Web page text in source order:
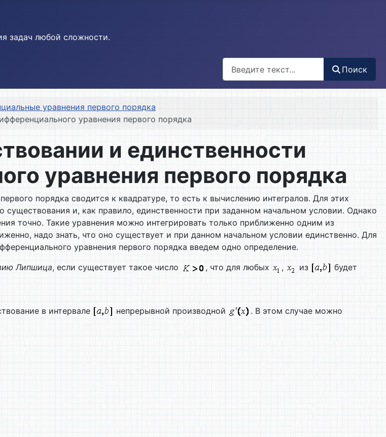
задач любой сложности.
Поиск
уравнения первого порядка
уравнения первого порядка
и единственности
уравнения первого порядка
порядка сводится к квадратуре, то есть к вычислению интегралов. Для этих
и, как правило, единственности при заданном начальном условии. Однако
точно. Такие уравнения можно интегрировать только приближенно одним из
надо знать, что оно существует и при данном начальном условии единственно. Для
уравнения первого порядка введем одно определение.
Липшица, если существует такое число , что для любых , из будет
в интервале непрерывной производной
. В этом случае можно